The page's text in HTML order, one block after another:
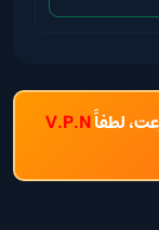
لطفاًV.P.N